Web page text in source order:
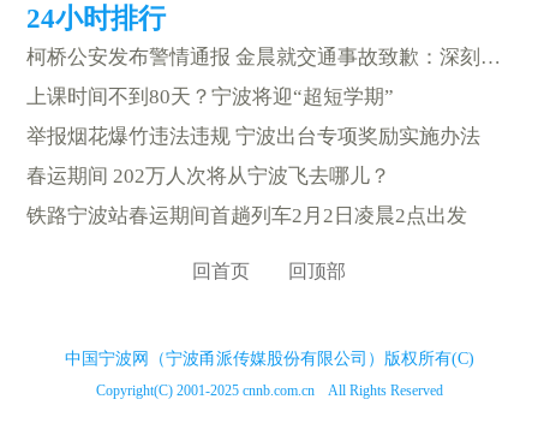
柯桥公安发布警情通报 金晨就交通事故致歉：深刻反省
上课时间不到80天？宁波将迎“超短学期”
举报烟花爆竹违法违规 宁波出台专项奖励实施办法
春运期间 202万人次将从宁波飞去哪儿？
铁路宁波站春运期间首趟列车2月2日凌晨2点出发
回首页 回顶部
中国宁波网（宁波甬派传媒股份有限公司）版权所有(C)
Copyright(C) 2001-2025 cnnb.com.cn All Rights Reserved